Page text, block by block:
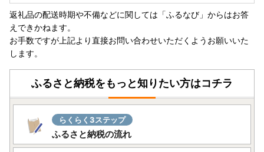
明書を保管ください。
※保証期間の開始日は、返礼品のお届け日から対象といたし
ます。
※保証適用外品もありますことご承知おきください。
※未開封・未使用であっても、メーカー保証の期間は変わり
ません
保証期間内に故障や不具合が生じた場合は、保証規定にした
がって修理や交換等の方法でご対応となりますので、アイリ
同梱されている保証書に記載の連絡先までお問い合わせくだ
さい。
返礼品の配送時期や不備などに関しては「ふるなび」からはお答
えできかねます。
お手数ですが上記より直接お問い合わせいただくようお願いいた
します。
ふるさと納税をもっと知りたい方はコチラ
らくらく3ステップ
ふるさと納税の流れ